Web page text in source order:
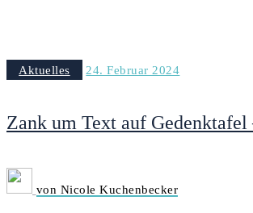
Aktuelles 24. Februar 2024
Zank um Text auf
von Nicole Kuchenbecker